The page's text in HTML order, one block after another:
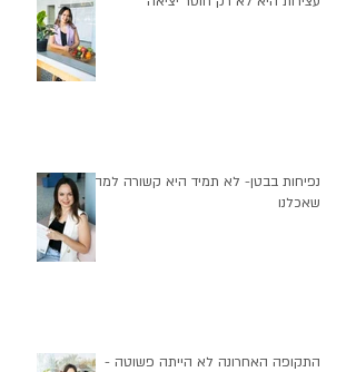
נפיחות בבטן- לא תמיד היא קשורה למה
שאכלנו
התקופה האחרונה לא הייתה פשוטה -